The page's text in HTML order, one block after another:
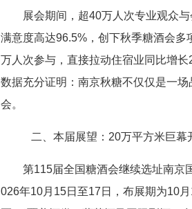
展会期间，超40万人次专业观众
满意度高达96.5%，创下秋季糖酒会多
万人次参与，直接拉动住宿业同比增
数据充分证明：南京秋糖不仅仅是一
会。
二、本届展望：20万平方米巨幕
第115届全国糖酒会继续选址南京
026年10月15日至17日，布展期为10